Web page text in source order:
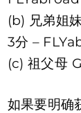
(b) 兄弟姐
3分 –
(c) 祖父母
如果要明确